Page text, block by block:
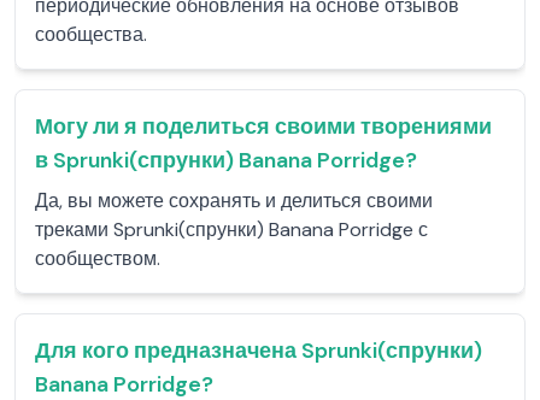
периодические обновления на основе отзывов
сообщества.
Могу ли я поделиться своими творениями
в Sprunki(спрунки) Banana Porridge?
Да, вы можете сохранять и делиться своими
треками Sprunki(спрунки) Banana Porridge с
сообществом.
Для кого предназначена Sprunki(спрунки)
Banana Porridge?